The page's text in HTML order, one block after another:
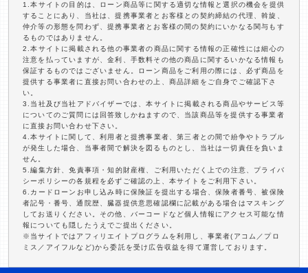
1.本サイトの目的は、ローン商品等に関する適切な情報と選択の機会を提供
することにあり、当社は、提携事業者とお客様との契約締結の代理、斡旋、
仲介等の形態を問わず、提携事業者とお客様の間の契約にいかなる関与もす
るものではありません。
2.本サイトに掲載される他の事業者の商品に関する情報の正確性には細心の
注意を払っていますが、金利、手数料その他の商品に関するいかなる情報も
保証するものではございません。ローン商品をご利用の際には、必ず商品を
提供する事業者に直接お問い合わせの上、商品詳細をご自身でご確認下さ
い。
3.当社及び当社アドバイザーでは、本サイトに掲載される商品やサービス等
についてのご質問には回答致しかねますので、当該商品等を提供する事業者
に直接お問い合わせ下さい。
4.本サイトに関して、利用者と提携事業者、第三者との間で紛争やトラブル
が発生した場合、当事者間で解決を図るものとし、当社は一切責任を負いま
せん。
5.編集方針、免責事項・知的財産権、ご利用いただく上での注意、プライバ
シーポリシーの各規程を必ずご確認の上、本サイトをご利用下さい。
6.カードローンお申し込み時に保険証を提出する場合、保険者番号、被保険
者記号・番号、通院歴、臓器提供意思確認欄に記載がある場合はマスキング
してお送りください。その他、バーコードなど個人情報にアクセス可能な情
報についても隠したうえでご提出ください。
※当サイトではアフィリエイトプログラムを利用し、事業者(アコム／プロ
ミス／アイフルなど)から委託を受け広告収益を得て運営しております。